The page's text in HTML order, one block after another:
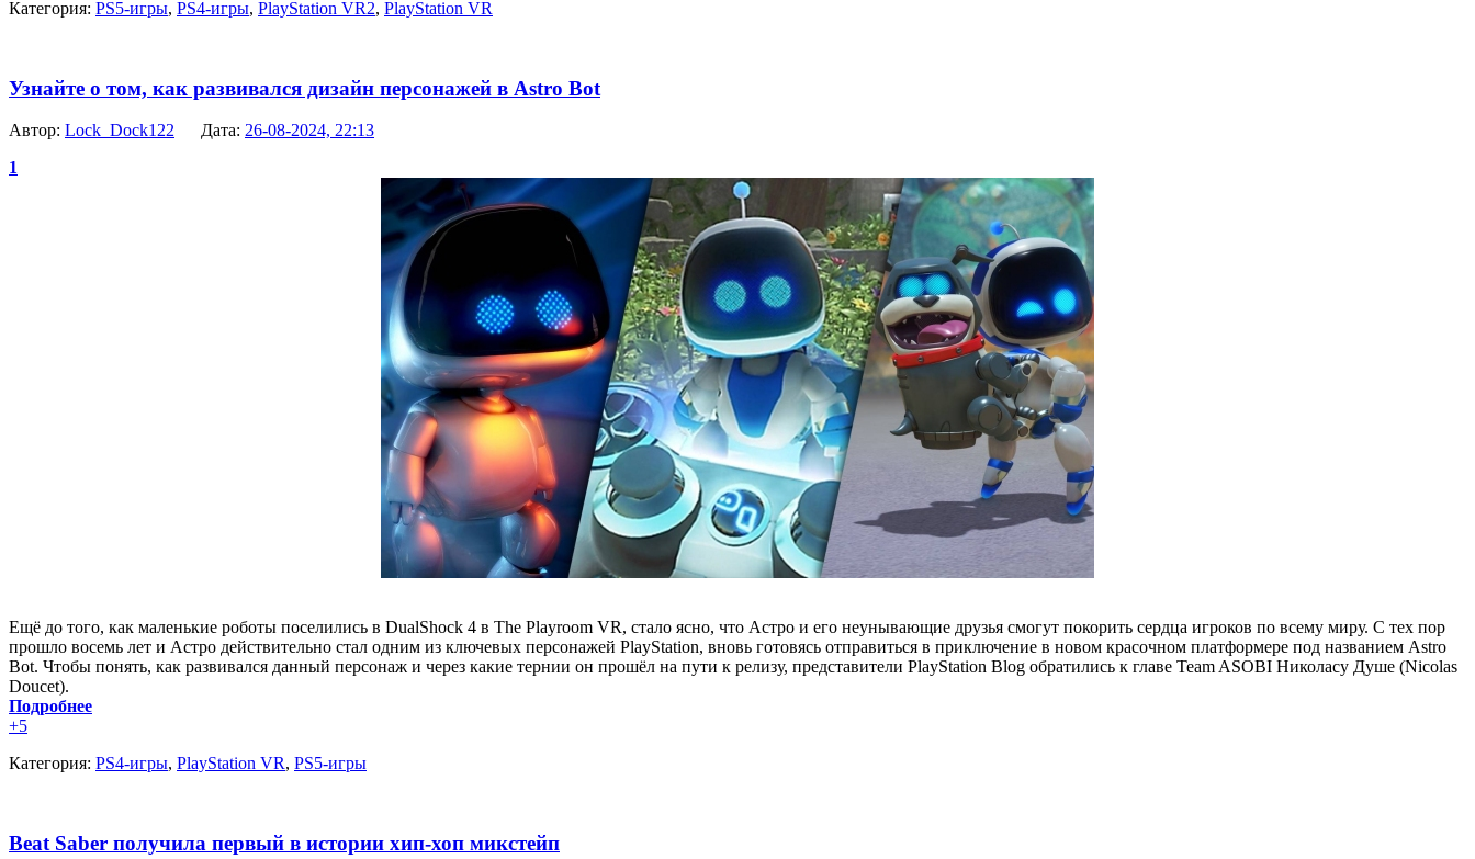
Категория: PS5-игры, PS4-игры, PlayStation VR2, PlayStation VR
Узнайте о том, как развивался дизайн персонажей в Astro Bot
Автор: Lock_Dock122 Дата: 26-08-2024, 22:13
1
Ещё до того, как маленькие роботы поселились в DualShock 4 в The Playroom VR, стало ясно, что Астро и его неунывающие друзья смогут покорить сердца игроков по всему миру. С тех пор
прошло восемь лет и Астро действительно стал одним из ключевых персонажей PlayStation, вновь готовясь отправиться в приключение в новом красочном платформере под названием Astro
Bot. Чтобы понять, как развивался данный персонаж и через какие тернии он прошёл на пути к релизу, представители PlayStation Blog обратились к главе Team ASOBI Николасу Душе (Nicolas
Doucet).
Подробнее
+5
Категория: PS4-игры, PlayStation VR, PS5-игры
Beat Saber получила первый в истории хип-хоп микстейп